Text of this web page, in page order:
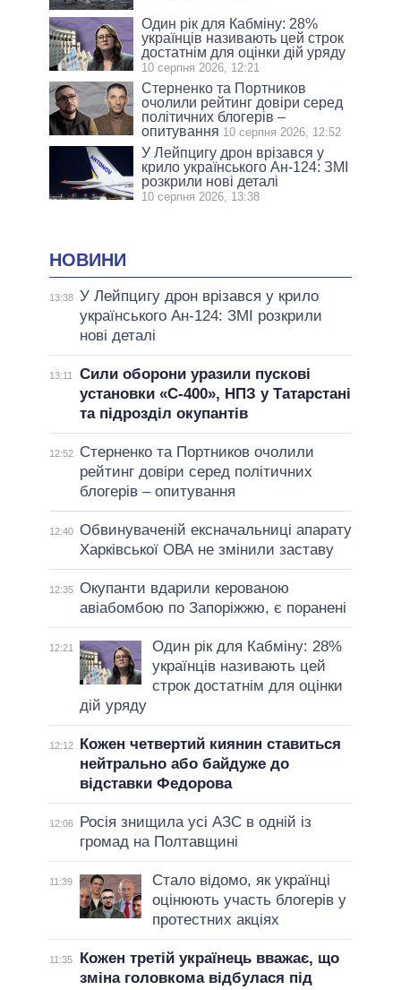
Один рік для Кабміну: 28%
українців називають цей строк
достатнім для оцінки дій уряду
10 серпня 2026, 12:21
Стерненко та Портников
очолили рейтинг довіри серед
політичних блогерів –
опитування 10 серпня 2026, 12:52
У Лейпцигу дрон врізався у
крило українського Ан-124: ЗМІ
розкрили нові деталі
10 серпня 2026, 13:38
НОВИНИ
13:38 У Лейпцигу дрон врізався у крило
українського Ан-124: ЗМІ розкрили
нові деталі
13:11
Сили оборони уразили пускові
установки «С-400», НПЗ у Татарстані
та підрозділ окупантів
12:52
Стерненко та Портников очолили
рейтинг довіри серед політичних
блогерів – опитування
12:40 Обвинуваченій ексначальниці апарату
Харківської ОВА не змінили заставу
12:35 Окупанти вдарили керованою
авіабомбою по Запоріжжю, є поранені
12:21
Один рік для Кабміну: 28%
українців називають цей
строк достатнім для оцінки
дій уряду
12:12
Кожен четвертий киянин ставиться
нейтрально або байдуже до
відставки Федорова
12:06
Росія знищила усі АЗС в одній із
громад на Полтавщині
11:39
Стало відомо, як українці
оцінюють участь блогерів у
протестних акціях
11:35
Кожен третій українець вважає, що
зміна головкома відбулася під